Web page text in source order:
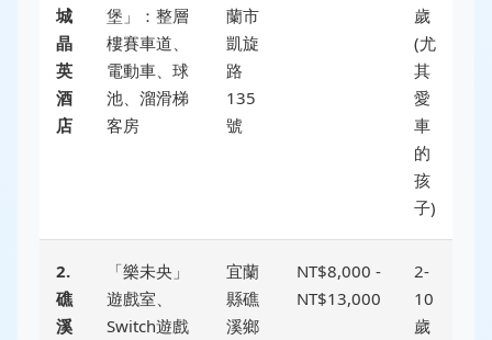
城
晶
英
酒
店
堡」：整層
樓賽車道、
電動車、球
池、溜滑梯
客房
蘭市
凱旋
路
135
號
歲
(尤
其
愛
車
的
孩
子)
2.
礁
溪
「樂未央」
遊戲室、
Switch遊戲
宜蘭
縣礁
溪鄉
NT$8,000 -
NT$13,000
2-
10
歲